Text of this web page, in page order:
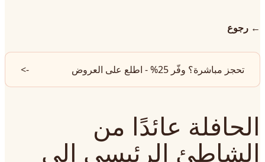
← رجوع
تحجز مباشرة؟ وفّر 25% - اطلع على العروض ->
الحافلة عائدًا من
الشاطئ الرئيسي إلى